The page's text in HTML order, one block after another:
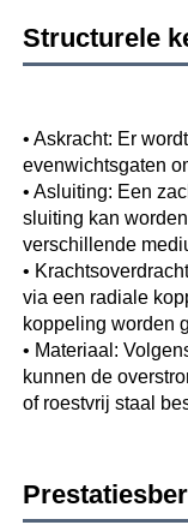
Structurele
• Askracht: Er
evenwichtsgaten
• Asluiting: Een
sluiting kan
verschillende
•
via een radiale
koppeling worden
• Materiaal:
kunnen de
of roestvrij staal